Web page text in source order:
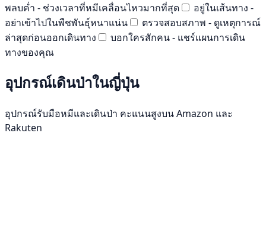
พลบค่ำ - ช่วงเวลาที่หมีเคลื่อนไหวมากที่สุด
อยู่ในเส้นทาง -
อย่าเข้าไปในพืชพันธุ์หนาแน่น
ตรวจสอบสภาพ - ดูเหตุการณ์
ล่าสุดก่อนออกเดินทาง
บอกใครสักคน - แชร์แผนการเดิน
ทางของคุณ
อุปกรณ์เดินป่าในญี่ปุ่น
อุปกรณ์รับมือหมีและเดินป่า คะแนนสูงบน Amazon และ
Rakuten